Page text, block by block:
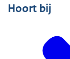
Hoort bij